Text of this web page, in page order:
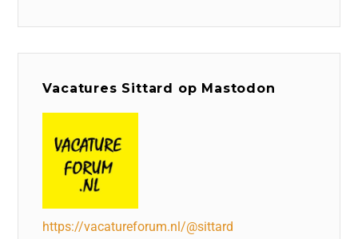
Vacatures Sittard op Mastodon
https://vacatureforum.nl/@sittard